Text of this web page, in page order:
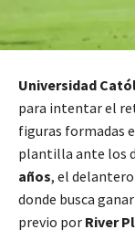
Universidad
para intentar el
figuras formadas
plantilla ante los
años, el
donde busca
previo por River